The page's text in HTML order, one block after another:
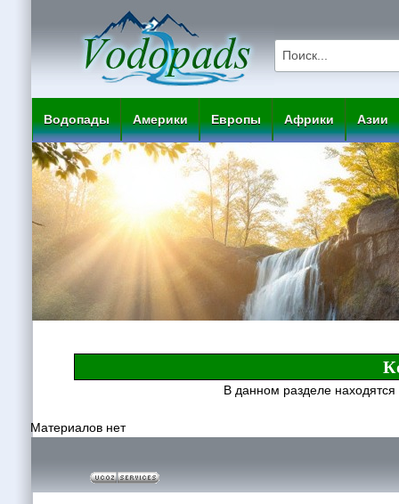
Водопады Америки Европы Африки Азии
В данном разделе
Материалов нет